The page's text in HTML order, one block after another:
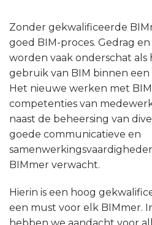
Zonder gekwalificeerde
goed BIM-proces. Gedrag
worden vaak onderschat als
gebruik van BIM binnen een
Het nieuwe werken met
competenties van
naast de beheersing van
goede communicatieve en
BIMmer verwacht.
Hierin is een hoog
een must voor elk BIMmer.